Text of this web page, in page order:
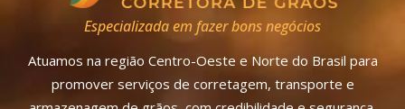
Especializada em fazer bons negócios
Atuamos na região Centro-Oeste e Norte do Brasil para
promover serviços de corretagem, transporte e